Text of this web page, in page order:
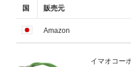
国 販売元
Amazon
イマオコー